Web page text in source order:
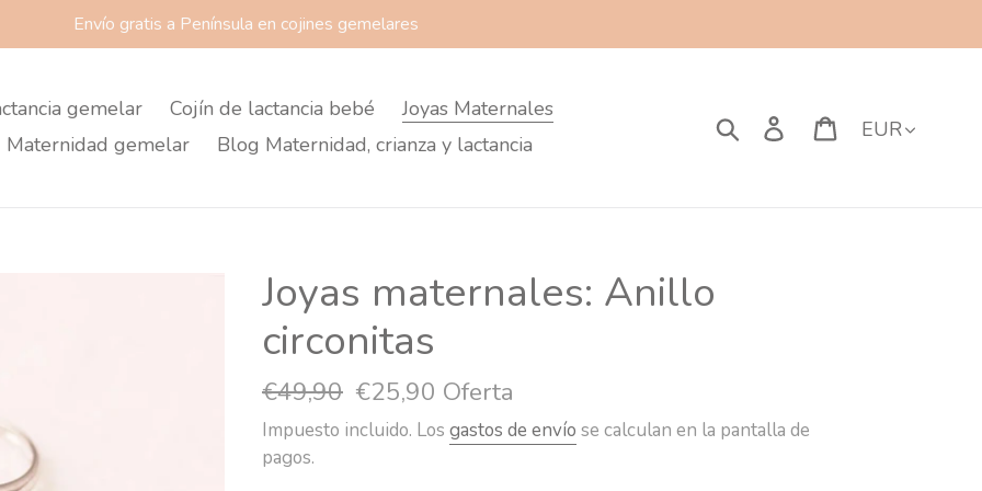
Envío gratis a Península en cojines gemelares
gemelar Cojín de lactancia bebé
Joyas Maternales
Maternidad gemelar
Blog Maternidad, crianza y lactancia
Buscar IngresarCarrito
Moneda
Joyas maternales: Anillo
circonitas
Precio
habitual
€49,90 Precio
de
€25,90 Oferta
Impuesto incluido. Los gastos de envío se calculan en la pantalla de
pagos.